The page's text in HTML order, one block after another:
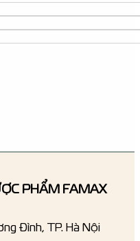
PHẨM FAMAX
Đình, TP. Hà Nội